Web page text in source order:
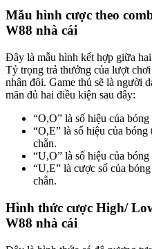
Mẫu hình cược theo
W88 nhà cái
Đây là mẫu hình kết hợp giữa
Tỷ trọng trả thưởng của lượt
nhân đôi. Game thủ sẽ là người
mãn đủ hai điều kiện sau đây:
“O,O” là số hiệu của
“O,E” là số hiệu của bóng
chẵn.
“U,O” là số hiệu của
“U,E” là cược số của
chẵn.
Hình thức cược High/
W88 nhà cái